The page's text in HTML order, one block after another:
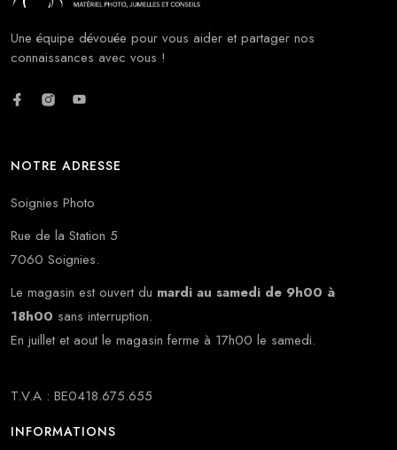
Une équipe dévouée pour vous aider et partager nos
connaissances avec vous !
NOTRE ADRESSE
Soignies Photo
Rue de la Station 5
7060 Soignies.
Le magasin est ouvert du mardi au samedi de 9h00 à
18h00 sans interruption.
En juillet et aout le magasin ferme à 17h00 le samedi.
T.V.A : BE0418.675.655
INFORMATIONS